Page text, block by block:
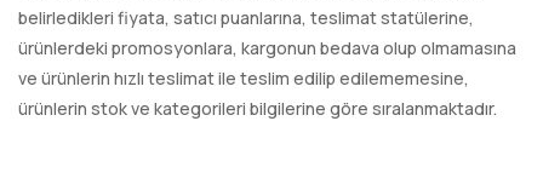
belirledikleri fiyata, satıcı puanlarına, teslimat statülerine,
ürünlerdeki promosyonlara, kargonun bedava olup olmamasına
ve ürünlerin hızlı teslimat ile teslim edilip edilememesine,
ürünlerin stok ve kategorileri bilgilerine göre sıralanmaktadır.